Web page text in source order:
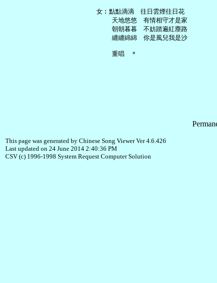
   女︰點點滴滴　往日雲煙往日花
       天地悠悠　有情相守才是家
       朝朝暮暮　不妨踏遍紅塵路
       纏纏綿綿　你是風兒我是沙
This page was generated by Chinese Song Viewer Ver 4.6.426
Last updated on 24 June 2014 2:40:36 PM
CSV (c) 1996-1998 System Request Computer Solution